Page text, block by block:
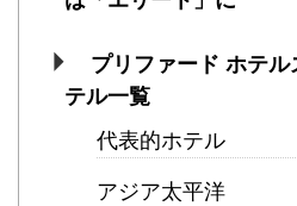
プリファード ホテ
テル一覧
代表的ホテル
アジア太平洋